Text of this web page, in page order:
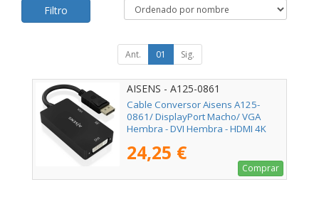
Filtro
Ant. 01 Sig.
AISENS - A125-0861
Cable Conversor Aisens A125-
0861/ DisplayPort Macho/ VGA
Hembra - DVI Hembra - HDMI 4K
24,25 €
Comprar